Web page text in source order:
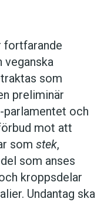
Parisa
byta namn till
Det
president
fortfarande
veganska
som
preliminär
parlamentet och
mot att
som stek,
som anses
kroppsdelar
Undantag ska